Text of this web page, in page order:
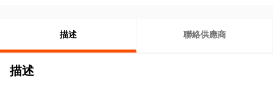
描述 聯絡供應商
描述